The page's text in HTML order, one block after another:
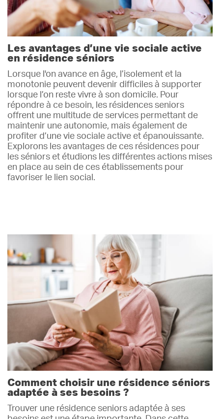
Les avantages d’une vie sociale active
en résidence séniors
Lorsque l'on avance en âge, l’isolement et la
monotonie peuvent devenir difficiles à supporter
lorsque l’on reste vivre à son domicile. Pour
répondre à ce besoin, les résidences seniors
offrent une multitude de services permettant de
maintenir une autonomie, mais également de
profiter d’une vie sociale active et épanouissante.
Explorons les avantages de ces résidences pour
les séniors et étudions les différentes actions mises
en place au sein de ces établissements pour
favoriser le lien social.
Comment choisir une résidence séniors
adaptée à ses besoins ?
Trouver une résidence seniors adaptée à ses